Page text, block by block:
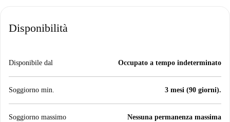
Disponibilità
Disponibile dal Occupato a tempo indeterminato
Soggiorno min. 3 mesi (90 giorni).
Soggiorno massimo Nessuna permanenza massima